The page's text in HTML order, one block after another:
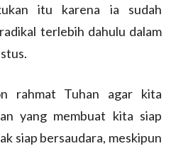
itu karena ia sudah
terlebih dahulu dalam
rahmat Tuhan agar kita
yang membuat kita siap
siap bersaudara, meskipun